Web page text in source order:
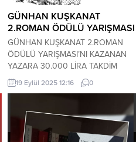
GÜNHAN KUŞKANAT
2.ROMAN ÖDÜLÜ YARIŞMASI
GÜNHAN KUŞKANAT 2.ROMAN
ÖDÜLÜ YARIŞMASI’NI KAZANAN
YAZARA 30.000 LİRA TAKDİM
EDİLECEK.(SON İŞTİRAK TARİHİ.20
EKİM 2025 PAZARTESİ)… KERİM
ÖZBEKLER GAZETECİ-YAZAR-ŞAİR-
EDEBİYATÇI Kış Leylekleri-Kıyısız
Gemiler-Evvel Aşklar Masalı-Beni
Çocukluğumdan Öp-Hiç Kimsenin
19 Eylül 2025 12:16 0